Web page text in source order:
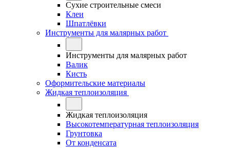
Сухие строительные смеси
Клеи
Шпатлёвки
Инструменты для малярных работ
Инструменты для малярных работ
Валик
Кисть
Оформительские материалы
Жидкая теплоизоляция
Жидкая теплоизоляция
Высокотемпературная теплоизоляция
Грунтовка
От конденсата